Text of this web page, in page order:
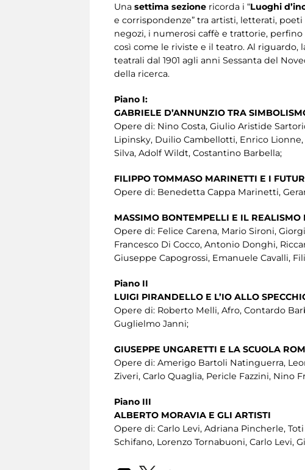
Una settima sezione ricorda i “Luoghi
e corrispondenze” tra artisti, letterati,
negozi, i numerosi caffè e trattorie,
così come le riviste e il teatro. Al riguardo,
teatrali dal 1901 agli anni Sessanta del
della ricerca.
Piano I:
GABRIELE D’ANNUNZIO TRA
Opere di: Nino Costa, Giulio Aristide
Lipinsky, Duilio Cambellotti, Enrico
Silva, Adolf Wildt, Costantino Barbella;
FILIPPO TOMMASO MARINETTI E I
Opere di: Benedetta Cappa Marinetti,
MASSIMO BONTEMPELLI E IL REALISMO
Opere di: Felice Carena, Mario Sironi,
Francesco Di Cocco, Antonio Donghi,
Giuseppe Capogrossi, Emanuele Cavalli,
Piano II
LUIGI PIRANDELLO E L’IO ALLO
Opere di: Roberto Melli, Afro, Contardo
Guglielmo Janni;
GIUSEPPE UNGARETTI E LA SCUOLA
Opere di: Amerigo Bartoli Natinguerra,
Ziveri, Carlo Quaglia, Pericle Fazzini, Nino
Piano III
ALBERTO MORAVIA E GLI ARTISTI
Opere di: Carlo Levi, Adriana Pincherle,
Schifano, Lorenzo Tornabuoni, Carlo Levi,